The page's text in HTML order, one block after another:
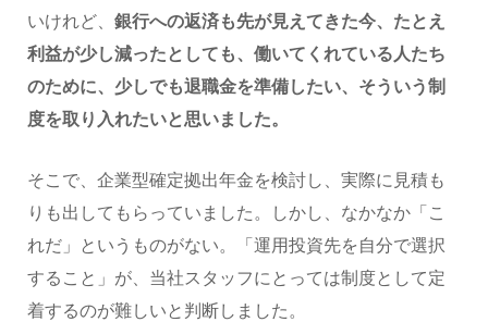
いけれど、 銀行への返済も先が見えてきた今、たとえ
利益が少し減ったとしても、働いてくれている人たち
のために、少しでも退職金を準備したい、そういう制
度を取り入れたいと思いました。
そこで、企業型確定拠出年金を検討し、実際に見積も
りも出してもらっていました。しかし、なかなか「こ
れだ」というものがない。「運用投資先を自分で選択
すること」が、当社スタッフにとっては制度として定
着するのが難しいと判断しました。